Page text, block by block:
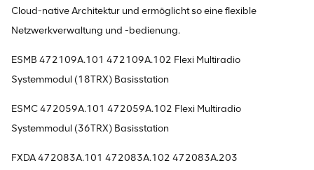
Cloud-native Architektur und ermöglicht so eine flexible
Netzwerkverwaltung und -bedienung.
ESMB 472109A.101 472109A.102 Flexi Multiradio
Systemmodul (18TRX) Basisstation
ESMC 472059A.101 472059A.102 Flexi Multiradio
Systemmodul (36TRX) Basisstation
FXDA 472083A.101 472083A.102 472083A.203